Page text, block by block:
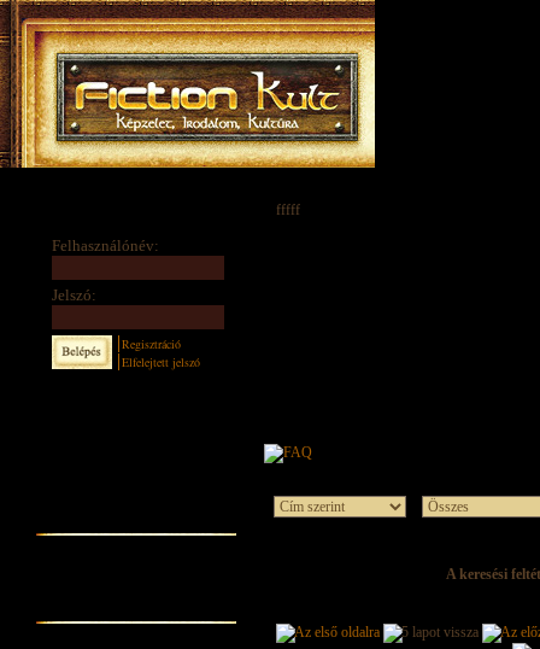
Felhasználónév:
Jelszó:
Regisztráció
Elfelejtett jelszó
fffff
A keresési